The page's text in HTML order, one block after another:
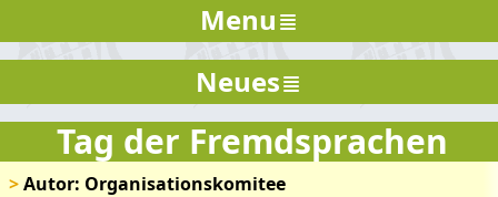
Menu
Tag der Fremdsprachen
>Autor: Organisationskomitee
Neues